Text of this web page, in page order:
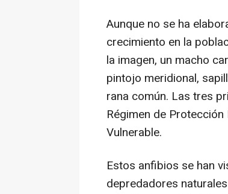
Aunque no se ha
crecimiento en la
la imagen, un macho
pintojo meridional,
rana común. Las tres
Régimen de
Vulnerable.
Estos anfibios se han
depredadores